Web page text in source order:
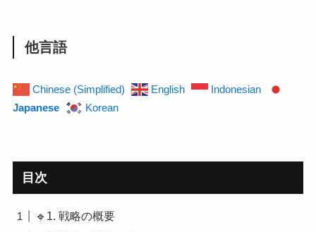
他言語
Chinese (Simplified) English
Indonesian
Japanese
Korean
目次
🔹1. 戦略の概要